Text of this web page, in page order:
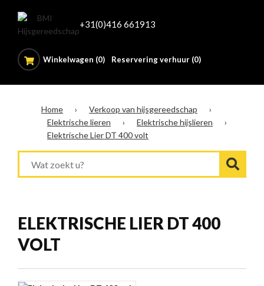
+31(0)416 661913
Winkelwagen (0) Reservering verhuur (0)
Home › Verkoop van hijsgereedschap
›
Elektrische lieren
› Elektrische hijslieren
›
Elektrische Lier DT 400 volt
ELEKTRISCHE LIER DT 400
VOLT